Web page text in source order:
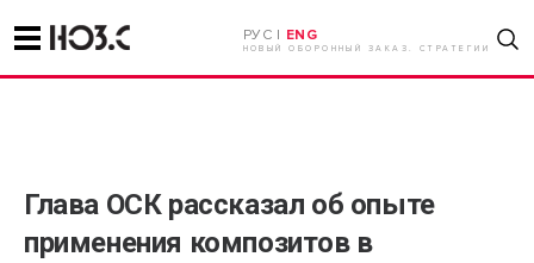
РУС | ENG
НОВЫЙ ОБОРОННЫЙ ЗАКАЗ. СТРАТЕГИИ
Глава ОСК рассказал об опыте
применения композитов в